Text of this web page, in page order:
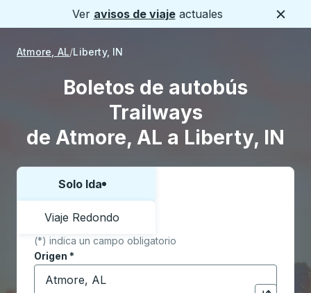
Ver avisos de viajeactuales
Atmore, AL Liberty, IN
Boletos de autobús
Trailways
de Atmore, AL a Liberty, IN
Elija una forma o viaje de ida y vuelta:
Solo Ida
Viaje Redondo
(*) indica un campo obligatorio
Origen *
Comience a escribir la ciudad de origen para abrir
Destino *